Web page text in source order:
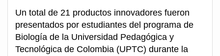
Un total de 21 productos innovadores fueron
presentados por estudiantes del programa de
Biología de la Universidad Pedagógica y
Tecnológica de Colombia (UPTC) durante la